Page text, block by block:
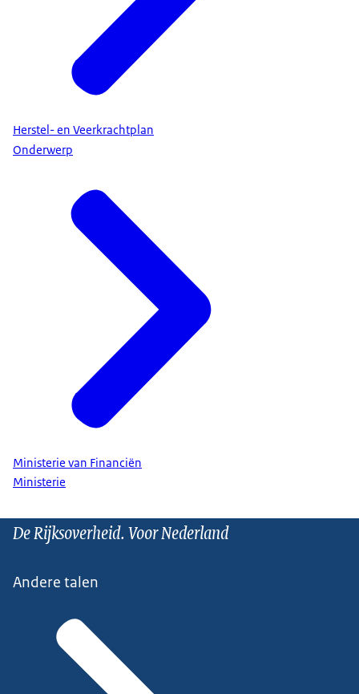
Herstel- en Veerkrachtplan
Onderwerp
Ministerie van Financiën
Ministerie
De Rijksoverheid. Voor Nederland
Andere talen